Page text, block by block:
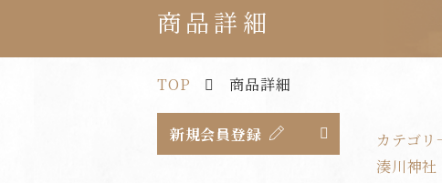
商品詳細
TOP 商品詳細
カテゴリ
湊川神社
新規会員登録